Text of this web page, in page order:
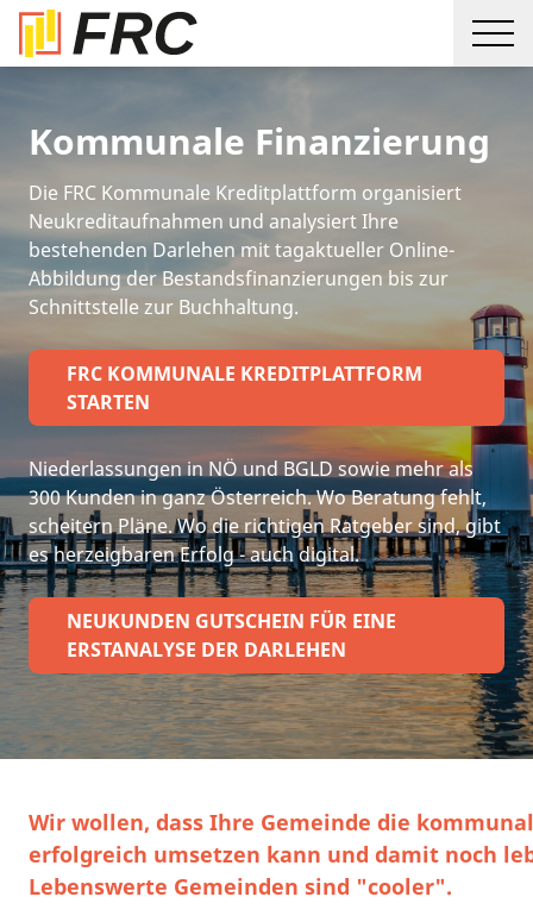
Kommunale Finanzierung
Die FRC Kommunale Kreditplattform organisiert
Neukreditaufnahmen und analysiert Ihre
bestehenden Darlehen mit tagaktueller Online-
Abbildung der Bestandsfinanzierungen bis zur
Schnittstelle zur Buchhaltung.
FRC KOMMUNALE KREDITPLATTFORM
STARTEN
Niederlassungen in NÖ und BGLD sowie mehr als
300 Kunden in ganz Österreich. Wo Beratung fehlt,
scheitern Pläne. Wo die richtigen Ratgeber sind, gibt
es herzeigbaren Erfolg - auch digital.
NEUKUNDEN GUTSCHEIN FÜR EINE
ERSTANALYSE DER DARLEHEN
Wir wollen, dass Ihre Gemeinde die
erfolgreich umsetzen kann und damit noch
Lebenswerte Gemeinden sind "cooler".